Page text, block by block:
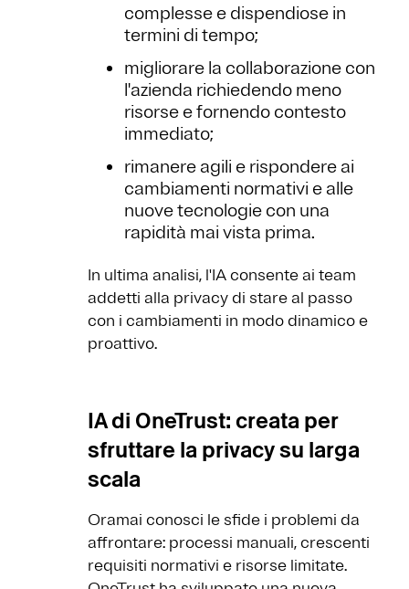
complesse e dispendiose in
termini di tempo;
migliorare la collaborazione con
l'azienda richiedendo meno
risorse e fornendo contesto
immediato;
rimanere agili e rispondere ai
cambiamenti normativi e alle
nuove tecnologie con una
rapidità mai vista prima.
In ultima analisi, l'IA consente ai team
addetti alla privacy di stare al passo
con i cambiamenti in modo dinamico e
proattivo.
IA di OneTrust: creata per
sfruttare la privacy su larga
scala
Oramai conosci le sfide i problemi da
affrontare: processi manuali, crescenti
requisiti normativi e risorse limitate.